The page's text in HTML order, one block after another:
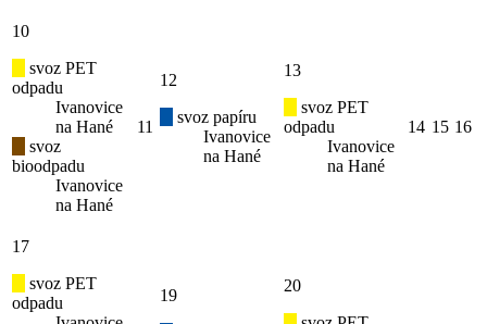
10
svoz PET
odpadu
Ivanovice
na Hané
svoz
bioodpadu
Ivanovice
na Hané
11
12
svoz papíru
Ivanovice
na Hané
13
svoz PET
odpadu
Ivanovice
na Hané
14 15 16
17
svoz PET
odpadu
19
20